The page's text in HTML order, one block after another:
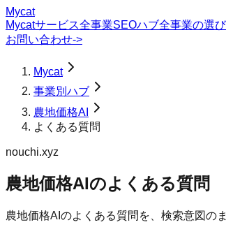
Mycat
Mycatサービス全事業SEOハブ全事業の選
お問い合わせ->
Mycat
事業別ハブ
農地価格AI
よくある質問
nouchi.xyz
農地価格AIのよくある質問
農地価格AIのよくある質問を、検索意図の